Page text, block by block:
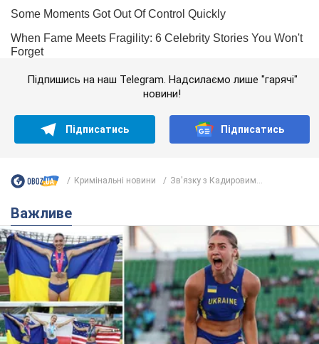
Підпишись на наш Telegram. Надсилаємо лише "гарячі"
новини!
Підписатись Підписатись
Кримінальні новини Зв'язку з Кадировим...
Важливе